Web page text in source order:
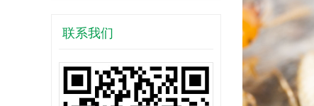
联系我们